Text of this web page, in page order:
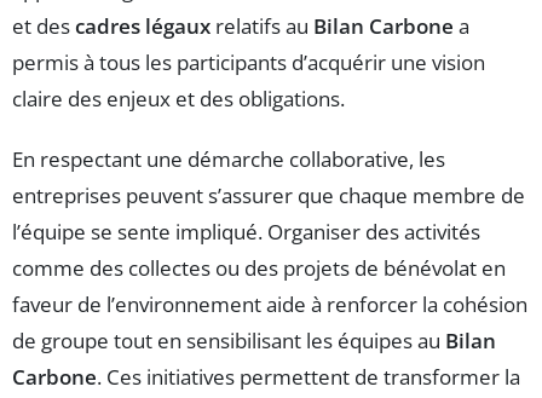
et descadres légaux relatifs au Bilan Carbone a
permis à tous les participants d’acquérir une vision
claire des enjeux et des obligations.
En respectant une démarche collaborative, les
entreprises peuvent s’assurer que chaque membre de
l’équipe se sente impliqué. Organiser des activités
comme des collectes ou des projets de bénévolat en
faveur de l’environnement aide à renforcer la cohésion
de groupe tout en sensibilisant les équipes au Bilan
Carbone. Ces initiatives permettent de transformer la